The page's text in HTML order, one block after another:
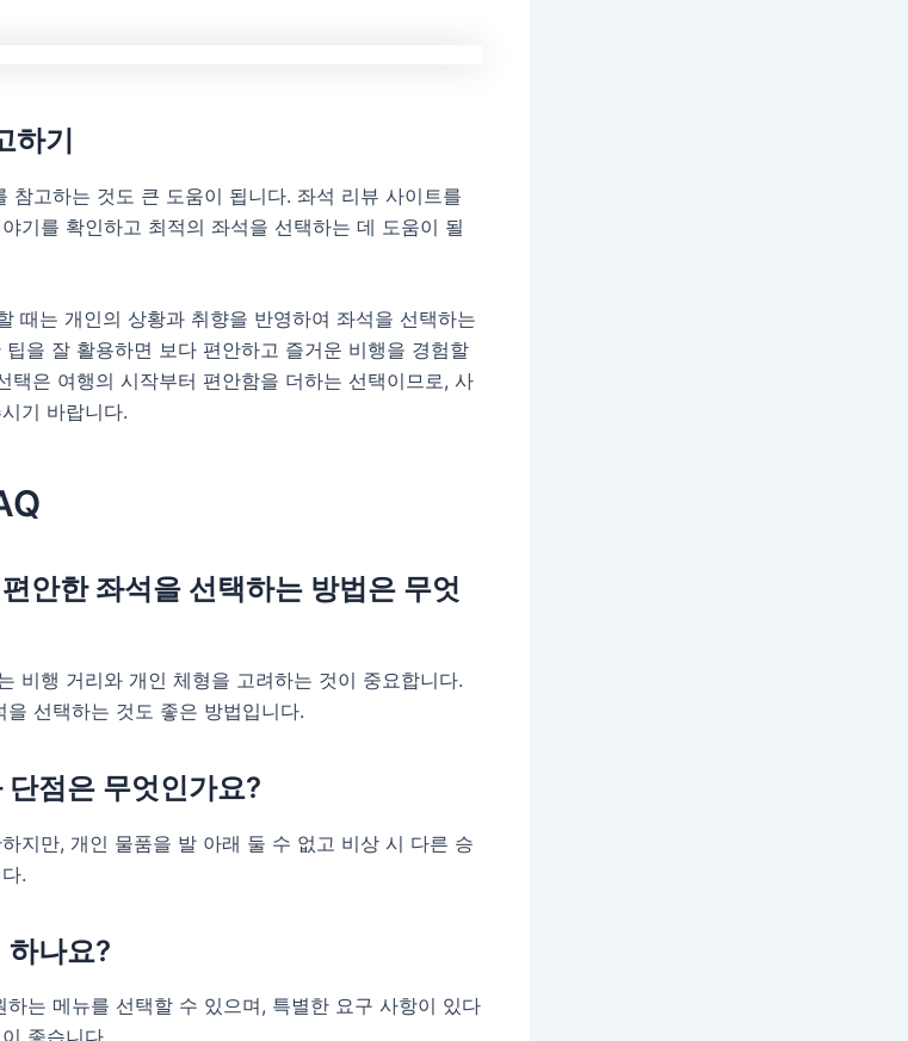
하기
참고하는 것도 큰 도움이 됩니다. 좌석 리뷰 사이트를
기를 확인하고 최적의 좌석을 선택하는 데 도움이 될
때는 개인의 상황과 취향을 반영하여 좌석을 선택하는
을 잘 활용하면 보다 편안하고 즐거운 비행을 경험할
택은 여행의 시작부터 편안함을 더하는 선택이므로, 사
기 바랍니다.
안한 좌석을 선택하는 방법은 무엇
비행 거리와 개인 체형을 고려하는 것이 중요합니다.
선택하는 것도 좋은 방법입니다.
점은 무엇인가요?
지만, 개인 물품을 발 아래 둘 수 없고 비상 시 다른 승
.
하나요?
는 메뉴를 선택할 수 있으며, 특별한 요구 사항이 있다
좋습니다.